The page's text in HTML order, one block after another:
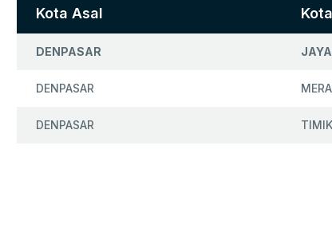
Kota Asal
DENPASAR
DENPASAR
DENPASAR